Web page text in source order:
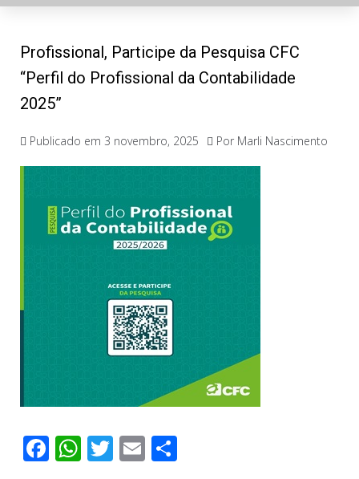
Profissional, Participe da Pesquisa CFC
“Perfil do Profissional da Contabilidade
2025”
Publicado em 3 novembro, 2025 Por Marli Nascimento
F W T E